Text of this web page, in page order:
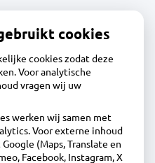
op Langedijk
cookies
cookies zodat deze
Voor analytische
vragen wij uw
werken wij samen met
Voor externe inhoud
(Maps, Translate en
Facebook, Instagram, X